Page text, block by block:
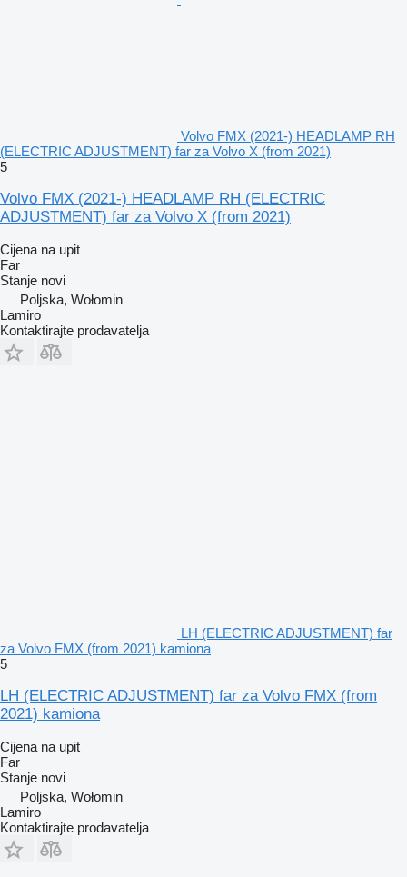
Volvo FMX (2021-) HEADLAMP RH
(ELECTRIC ADJUSTMENT) far za Volvo X (from 2021)
5
Volvo FMX (2021-) HEADLAMP RH (ELECTRIC
ADJUSTMENT) far za Volvo X (from 2021)
Cijena na upit
Far
Stanje novi
Poljska, Wołomin
Lamiro
Kontaktirajte prodavatelja
LH (ELECTRIC ADJUSTMENT) far
za Volvo FMX (from 2021) kamiona
5
LH (ELECTRIC ADJUSTMENT) far za Volvo FMX (from
2021) kamiona
Cijena na upit
Far
Stanje novi
Poljska, Wołomin
Lamiro
Kontaktirajte prodavatelja